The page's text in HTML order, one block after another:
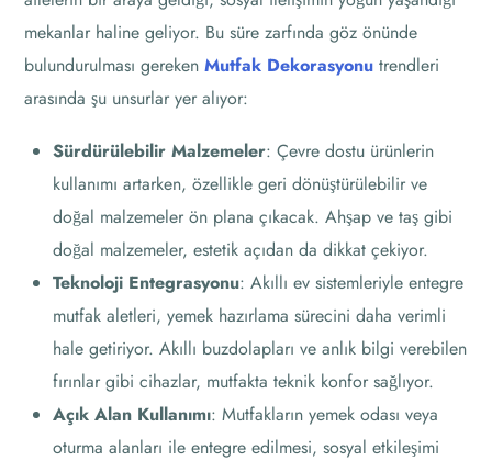
mekanlar haline geliyor. Bu süre zarfında göz önünde
bulundurulması gerekenMutfak Dekorasyonu trendleri
arasında şu unsurlar yer alıyor:
Sürdürülebilir Malzemeler: Çevre dostu ürünlerin
kullanımı artarken, özellikle geri dönüştürülebilir ve
doğal malzemeler ön plana çıkacak. Ahşap ve taş gibi
doğal malzemeler, estetik açıdan da dikkat çekiyor.
Teknoloji Entegrasyonu: Akıllı ev sistemleriyle entegre
mutfak aletleri, yemek hazırlama sürecini daha verimli
hale getiriyor. Akıllı buzdolapları ve anlık bilgi verebilen
fırınlar gibi cihazlar, mutfakta teknik konfor sağlıyor.
Açık Alan Kullanımı: Mutfakların yemek odası veya
oturma alanları ile entegre edilmesi, sosyal etkileşimi